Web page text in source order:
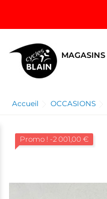
MAGASINS
Accueil OCCASIONS
Promo ! -2 001,00 €